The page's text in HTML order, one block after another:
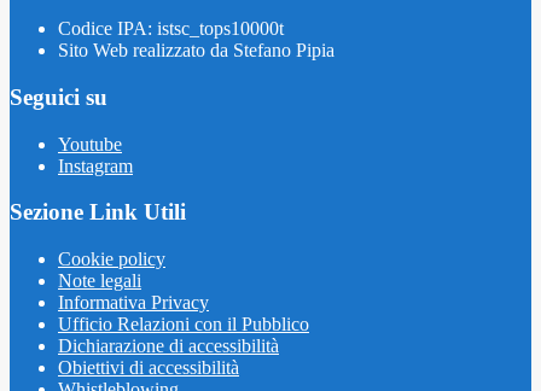
Codice IPA: istsc_tops10000t
Sito Web realizzato da Stefano Pipia
Seguici su
Youtube
Instagram
Sezione Link Utili
Cookie policy
Note legali
Informativa Privacy
Ufficio Relazioni con il Pubblico
Dichiarazione di accessibilità
Obiettivi di accessibilità